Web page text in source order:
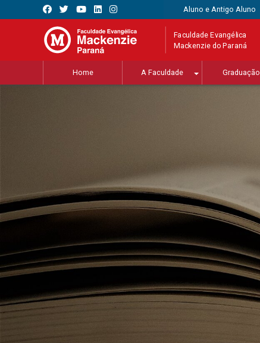
Aluno e Antigo Aluno
Faculdade Evangélica
Mackenzie do Paraná
Home A Faculdade Graduação